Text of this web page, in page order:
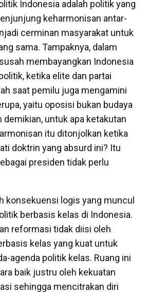
Indonesia adalah politik yang
keharmonisan antar-
cerminan masyarakat untuk
sama. Tampaknya, dalam
membayangkan Indonesia
ketika elite dan partai
saat pemilu juga mengamini
yaitu oposisi bukan budaya
demikian, untuk apa ketakutan
itu ditonjolkan ketika
doktrin yang absurd ini? Itu
presiden tidak perlu
konsekuensi logis yang muncul
berbasis kelas di Indonesia.
reformasi tidak diisi oleh
kelas yang kuat untuk
agenda politik kelas. Ruang ini
baik justru oleh kekuatan
sehingga mencitrakan diri